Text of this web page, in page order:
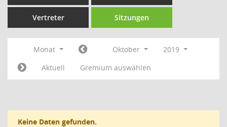
Vertreter Sitzungen
Monat Oktober
2019
Aktuell
Gremium auswählen
Keine Daten gefunden.